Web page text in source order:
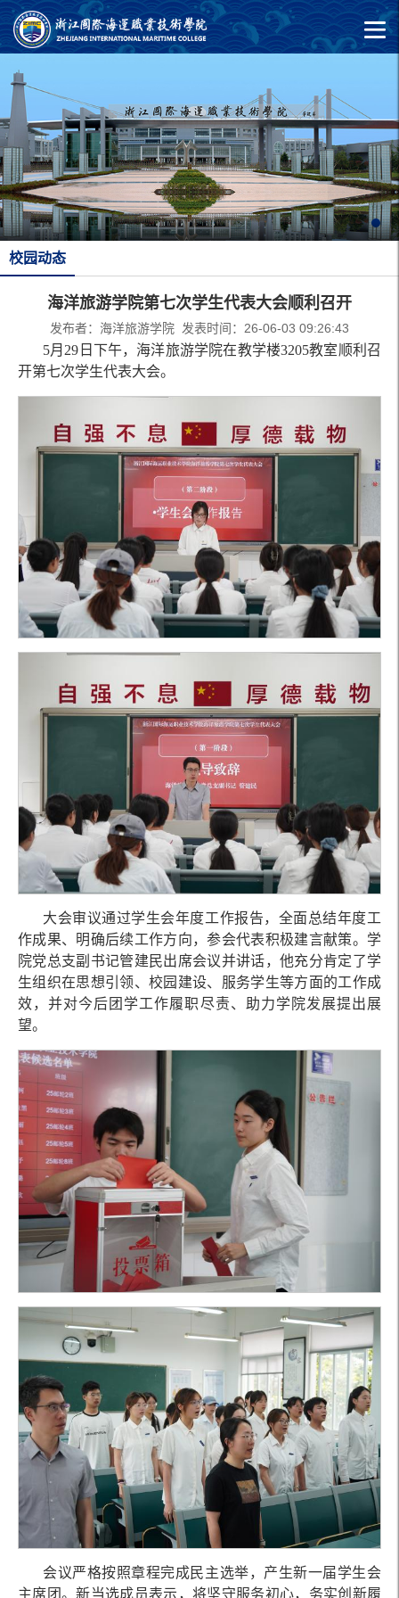
校园动态
海洋旅游学院第七次学生代表大会顺利召开
发布者：海洋旅游学院 发表时间：26-06-03 09:26:43
5月29日下午，海洋旅游学院在教学楼3205教室顺利召
开第七次学生代表大会。
大会审议通过学生会年度工作报告，全面总结年度工
作成果、明确后续工作方向，参会代表积极建言献策。学
院党总支副书记管建民出席会议并讲话，他充分肯定了学
生组织在思想引领、校园建设、服务学生等方面的工作成
效，并对今后团学工作履职尽责、助力学院发展提出展
望。
会议严格按照章程完成民主选举，产生新一届学生会
主席团。新当选成员表示，将坚守服务初心，务实创新履